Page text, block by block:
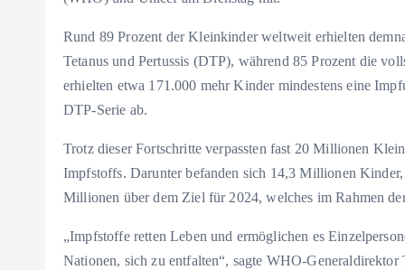
Rund 89 Prozent der Kleinkinder weltweit erhielten
Tetanus und Pertussis (DTP), während 85 Prozent die
erhielten etwa 171.000 mehr Kinder mindestens eine
DTP-Serie ab.
Trotz dieser Fortschritte verpassten fast 20 Millionen
Impfstoffs. Darunter befanden sich 14,3 Millionen
Millionen über dem Ziel für 2024, welches im Rahmen
„Impfstoffe retten Leben und ermöglichen es
Nationen, sich zu entfalten“, sagte WHO-Generaldirektor